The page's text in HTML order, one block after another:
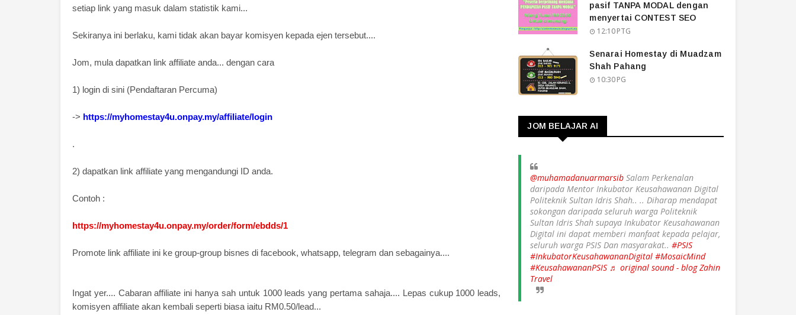
setiap link yang masuk dalam statistik kami...
Sekiranya ini berlaku, kami tidak akan bayar komisyen kepada ejen tersebut....
Jom, mula dapatkan link affiliate anda... dengan cara
1) login di sini (Pendaftaran Percuma)
-> https://myhomestay4u.onpay.my/affiliate/login
.
2) dapatkan link affiliate yang mengandungi ID anda.
Contoh :
https://myhomestay4u.onpay.my/order/form/ebdds/1
Promote link affiliate ini ke group-group bisnes di facebook, whatsapp, telegram dan sebagainya....
Ingat yer.... Cabaran affiliate ini hanya sah untuk 1000 leads yang pertama sahaja.... Lepas cukup 1000 leads,
komisyen affiliate akan kembali seperti biasa iaitu RM0.50/lead...
pasif TANPA MODAL dengan
menyertai CONTEST SEO
12:10 PTG
Senarai Homestay di Muadzam
Shah Pahang
10:30 PG
JOM BELAJAR AI
@muhamadanuarmarsib Salam Perkenalan
daripada Mentor Inkubator Keusahawanan Digital
Politeknik Sultan Idris Shah.. .. Diharap mendapat
sokongan daripada seluruh warga Politeknik
Sultan Idris Shah supaya Inkubator Keusahawanan
Digital ini dapat memberi manfaat kepada pelajar,
seluruh warga PSIS Dan masyarakat..#PSIS
#InkubatorKeusahawananDigital #MosaicMind
#KeusahawananPSIS ♬ original sound - blog Zahin
Travel